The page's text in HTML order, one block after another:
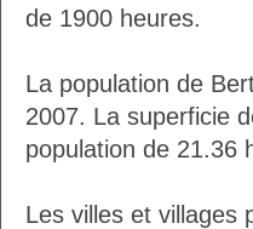
de 1900 heures.
La population de
2007. La superficie
population de 21.36
Les villes et villages